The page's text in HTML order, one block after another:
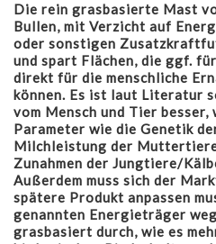
Die rein grasbasierte Mast
Bullen, mit Verzicht auf
oder sonstigen
und spart Flächen, die ggf.
direkt für die menschliche
können. Es ist laut Literatur
vom Mensch und Tier
Parameter wie die Genetik
Milchleistung der
Zunahmen der Jungtiere/
Außerdem muss sich der
spätere Produkt anpassen
genannten Energieträger
grasbasiert durch, wie es